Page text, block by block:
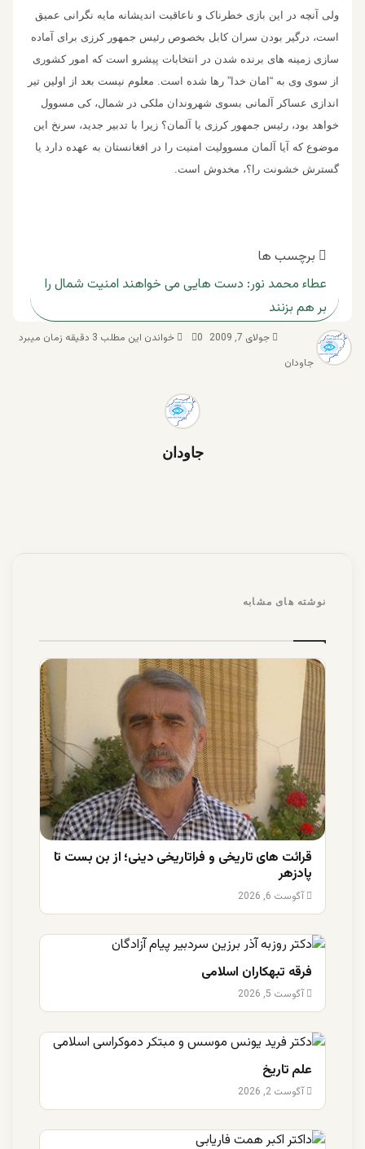
ولی آنچه در این بازی خطرناک و ناعاقبت اندیشانه مایه نگرانی عمیق
است، درگیر بودن سران کابل بخصوص رئیس جمهور کرزی برای آماده
سازی زمینه های برنده شدن در انتخابات پیشرو است که امور کشوری
از سوی وی به “امان خدا” رها شده است. معلوم نیست بعد از اولین تیر
اندازی عساکر آلمانی بسوی شهروندان ملکی در شمال، کی مسوول
خواهد بود، رئیس جمهور کرزی یا آلمان؟ زیرا با تدبیر جدید، سرنخ این
موضوع که آیا آلمان مسوولیت امنیت را در افغانستان به عهده دارد یا
گسترش خشونت را؟، مخدوش است.
برچسب ها
عطاء محمد نور: دست هایی می خواهند امنیت شمال را
بر هم بزنند
جاودان
جولای 7, 2009 0 خواندن این مطلب 3 دقیقه زمان میبرد
جاودان
نوشته های مشابه
قرائت های تاریخی و فراتاریخی دینی؛ از بن بست تا
پادزهر
آگوست 6, 2026
فرقه تبهکاران اسلامی
آگوست 5, 2026
علم تاریخ
آگوست 2, 2026